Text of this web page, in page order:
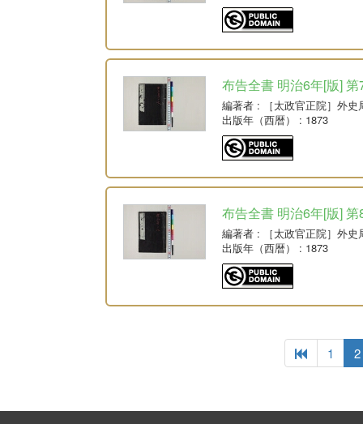
布告全書 明治6年[版] 第
編著者 : ［太政官正院］外史
出版年（西暦）
: 1873
布告全書 明治6年[版] 第
編著者 : ［太政官正院］外史
出版年（西暦）
: 1873
1 2